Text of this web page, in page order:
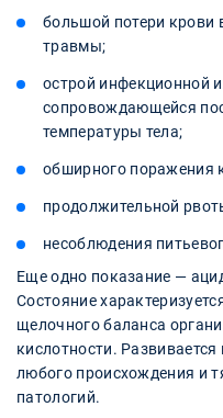
большой потери крови
травмы;
острой инфекционной
сопровождающейся
температуры тела;
обширного поражения
продолжительной
несоблюдения
Еще одно показание —
Состояние
щелочного баланса
кислотности.
любого происхождения и
патологий.